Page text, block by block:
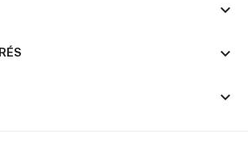
keyboard_arrow_down
keyboard_arrow_down
keyboard_arrow_down